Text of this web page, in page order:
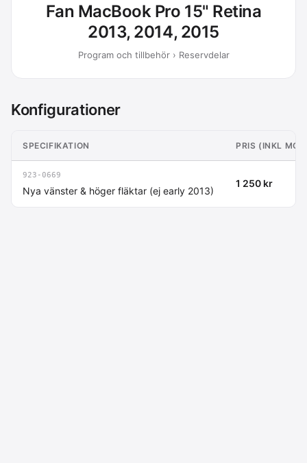
Fan MacBook Pro 15" Retina
2013, 2014, 2015
Program och tillbehör › Reservdelar
Konfigurationer
SPECIFIKATION PRIS (INKL
923-0669
Nya vänster & höger fläktar (ej early 2013)
1 250 kr